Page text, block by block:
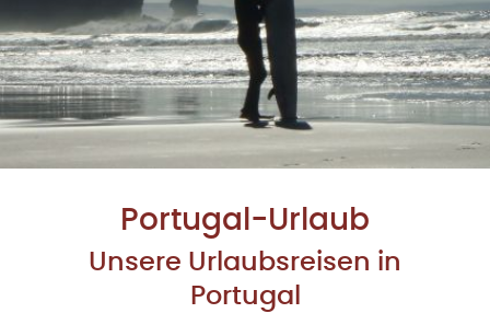
Portugal-Urlaub
Unsere Urlaubsreisen in
Portugal